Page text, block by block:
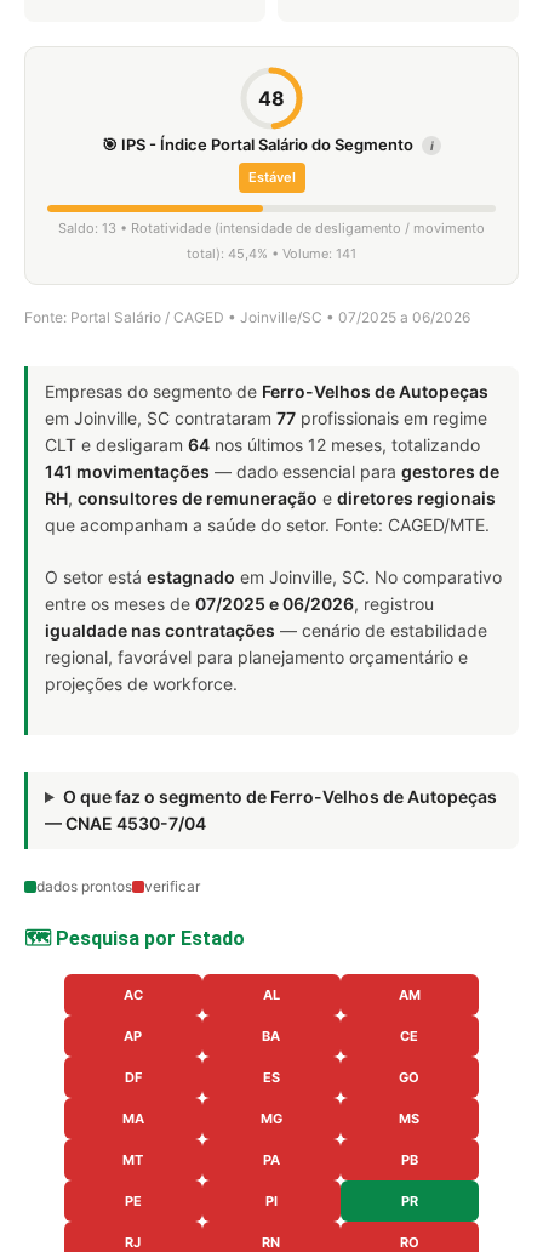
48
🎯 IPS - Índice Portal Salário do Segmento i
Estável
Saldo: 13 • Rotatividade (intensidade de desligamento / movimento
total): 45,4% • Volume: 141
Fonte: Portal Salário / CAGED • Joinville/SC • 07/2025 a 06/2026
Empresas do segmento de Ferro-Velhos de Autopeças
em Joinville, SC contrataram 77 profissionais em regime
CLT e desligaram 64 nos últimos 12 meses, totalizando
141 movimentações — dado essencial para gestores de
RH, consultores de remuneração e diretores regionais
que acompanham a saúde do setor. Fonte: CAGED/MTE.
O setor está estagnado em Joinville, SC. No comparativo
entre os meses de 07/2025 e 06/2026, registrou
igualdade nas contratações — cenário de estabilidade
regional, favorável para planejamento orçamentário e
projeções de workforce.
O que faz o segmento de Ferro-Velhos de Autopeças
— CNAE 4530-7/04
dados prontos verificar
🗺️ Pesquisa por Estado
AC AL AM
AP BA CE
DF ES GO
MA MG MS
MT PA PB
PE PI PR
RJ RN RO